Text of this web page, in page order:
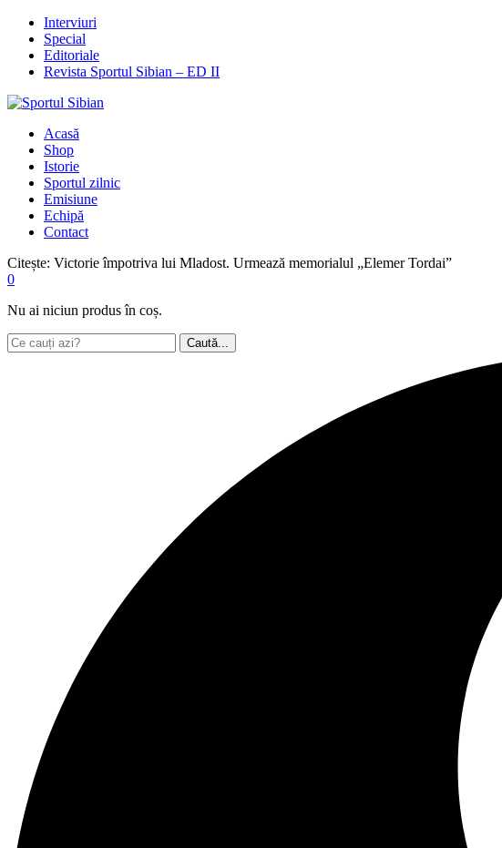
Interviuri
Special
Editoriale
Revista Sportul Sibian – ED II
Acasă
Shop
Istorie
Sportul zilnic
Emisiune
Echipă
Contact
Citește: Victorie împotriva lui Mladost. Urmează memorialul „Elemer Tordai”
0
Nu ai niciun produs în coș.